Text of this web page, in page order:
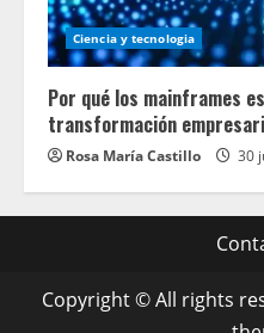
Ciencia y tecnologia
Por qué los mainframes
transformación
Rosa María Castillo 30
Copyright © All rights